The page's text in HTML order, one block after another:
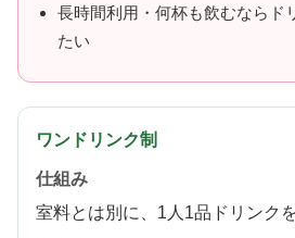
長時間利用・何杯も飲むならド
たい
ワンドリンク制
仕組み
室料とは別に、1人1品ドリンク